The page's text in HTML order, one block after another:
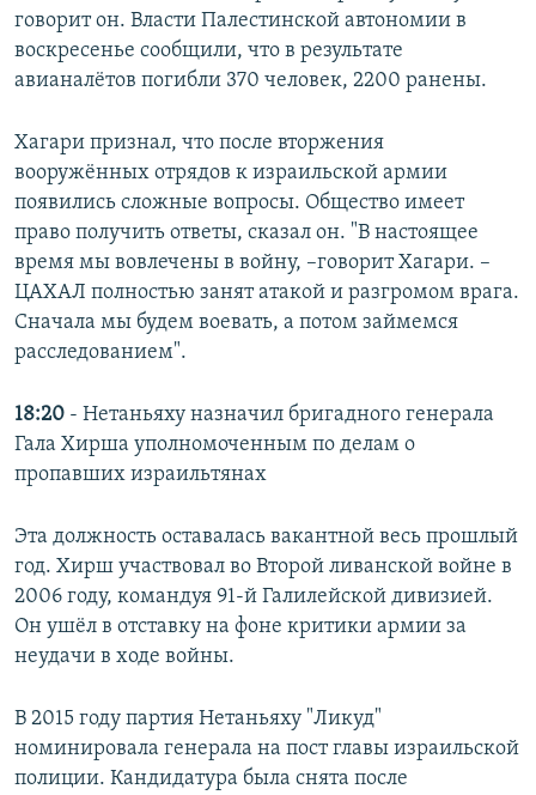
говорит он. Власти Палестинской автономии в
воскресенье сообщили, что в результате
авианалётов погибли 370 человек, 2200 ранены.
Хагари признал, что после вторжения
вооружённых отрядов к израильской армии
появились сложные вопросы. Общество имеет
право получить ответы, сказал он. "В настоящее
время мы вовлечены в войну, –говорит Хагари. –
ЦАХАЛ полностью занят атакой и разгромом врага.
Сначала мы будем воевать, а потом займемся
расследованием".
18:20 - Нетаньяху назначил бригадного генерала
Гала Хирша уполномоченным по делам о
пропавших израильтянах
Эта должность оставалась вакантной весь прошлый
год. Хирш участвовал во Второй ливанской войне в
2006 году, командуя 91-й Галилейской дивизией.
Он ушёл в отставку на фоне критики армии за
неудачи в ходе войны.
В 2015 году партия Нетаньяху "Ликуд"
номинировала генерала на пост главы израильской
полиции. Кандидатура была снята после